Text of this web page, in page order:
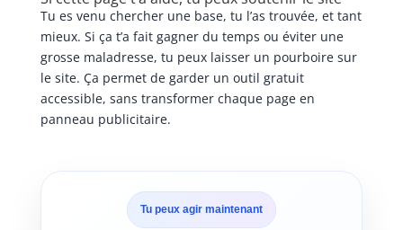
Tu es venu chercher une base, tu l’as trouvée, et tant
mieux. Si ça t’a fait gagner du temps ou éviter une
grosse maladresse, tu peux laisser un pourboire sur
le site. Ça permet de garder un outil gratuit
accessible, sans transformer chaque page en
panneau publicitaire.
Tu peux agir maintenant